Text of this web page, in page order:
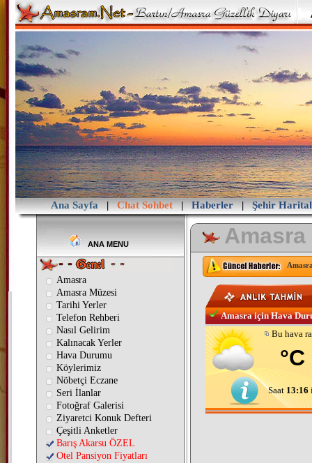
Ana Sayfa | Chat Sohbet |Haberler |Şehir
ANA MENU
Amasra
Amasra Müzesi
Tarihi Yerler
Telefon Rehberi
Nasıl Gelirim
Kalınacak Yerler
Hava Durumu
Köylerimiz
Nöbetçi Eczane
Seri İlanlar
Fotoğraf Galerisi
Ziyaretci Konuk Defteri
Çeşitli Anketler
Barış Akarsu ÖZEL
Otel Pansiyon Fiyatları
Amasra için Hava
Bu hava
°C
Saat13:16